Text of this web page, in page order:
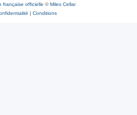
française officielle ©Miles Cellar
| Conditions